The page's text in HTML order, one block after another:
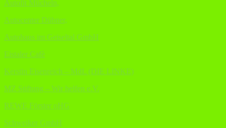
Autofit Mücheln,
Autocenter Dübner,
Autohaus im Geiseltal GmbH
Eistaler Cafè
Kerstin Eisenreich – MdL (DIE LINKE)
MZ Stiftung – Wir helfen e.V.
REWE Förster oHG
Schweiker GmbH